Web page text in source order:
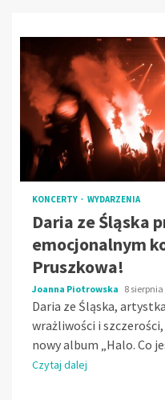
KONCERTY WYDARZENIA
Daria ze Śląska
emocjonalnym
Pruszkowa!
Joanna Piotrowska 8 sierpnia
Daria ze Śląska,
wrażliwości i
nowy album „Halo. Co
Czytaj dalej